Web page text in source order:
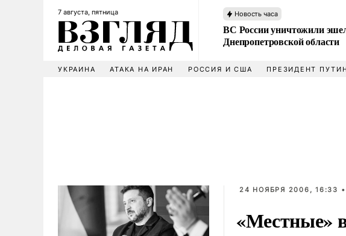
7 августа, пятница Новость часа
ВС России уничтожили
Днепропетровской области
УКРАИНА АТАКА НА ИРАН РОССИЯ И США ПРЕЗИДЕНТ
24 НОЯБРЯ 2006, 16:33 •
«Местные»